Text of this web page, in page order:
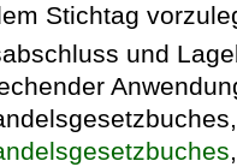
Stichtag
und